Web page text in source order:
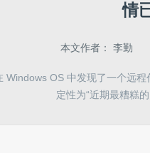
情
本文作者： 李勤
Windows OS 中发现了一个远
定性为“近期最糟糕